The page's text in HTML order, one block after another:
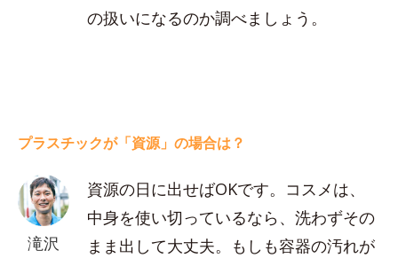
の扱いになるのか調べましょう。
プラスチックが「資源」の場合は？
滝沢
資源の日に出せばOKです。コスメは、
中身を使い切っているなら、洗わずその
まま出して大丈夫。もしも容器の汚れが